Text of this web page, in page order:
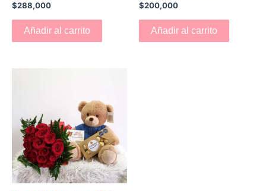
$288,000
Añadir al carrito
$200,000
Añadir al carrito